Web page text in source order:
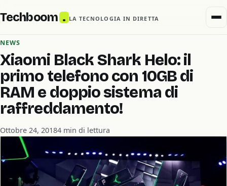
Techboom . LA TECNOLOGIA IN DIRETTA
NEWS
Xiaomi Black Shark Helo: il
primo telefono con 10GB di
RAM e doppio sistema di
raffreddamento!
Ottobre 24, 20184 min di lettura